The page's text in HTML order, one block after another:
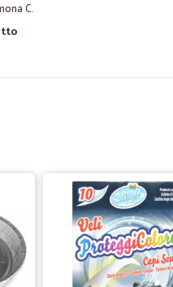
C.
la rapidità della consegna e la qualità
B.